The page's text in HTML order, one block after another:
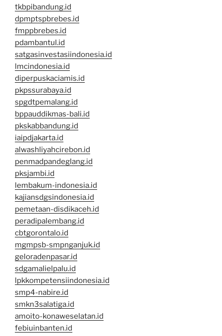
tkbpibandung.id
dpmptspbrebes.id
fmppbrebes.id
pdambantul.id
satgasinvestasiindonesia.id
lmcindonesia.id
diperpuskaciamis.id
pkpssurabaya.id
spgdtpemalang.id
bppauddikmas-bali.id
pkskabbandung.id
iaipdjakarta.id
alwashliyahcirebon.id
penmadpandeglang.id
pksjambi.id
lembakum-indonesia.id
kajiansdgsindonesia.id
pemetaan-disdikaceh.id
peradipalembang.id
cbtgorontalo.id
mgmpsb-smpnganjuk.id
geloradenpasar.id
sdgamalielpalu.id
lpkkompetensiindonesia.id
smp4-nabire.id
smkn3salatiga.id
amoito-konaweselatan.id
febiuinbanten.id